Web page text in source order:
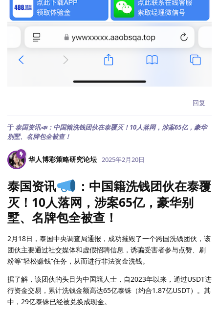
回复
于泰国资讯📣：中国籍洗钱团伙在泰覆灭！10人落网，涉案65亿，豪华
别墅、名牌包全被查！
华人博彩策略研究论坛 2025年2月20日
泰国资讯
：中国籍洗钱团伙在泰覆
灭！10人落网，涉案65亿，豪华别
墅、名牌包全被查！
2月18日，泰国中央调查局通报，成功摧毁了一个跨国洗钱团伙，该
团伙主要通过社交媒体和虚假招聘信息，诱骗受害者参与点赞、刷
粉等“轻松赚钱”任务，从而进行非法资金洗钱。
据了解，该团伙的头目为中国籍人士，自2023年以来，通过USDT进
行资金交易，累计洗钱金额高达65亿泰铢（约合1.87亿USDT）。其
中，29亿泰铢已经被兑换成现金。